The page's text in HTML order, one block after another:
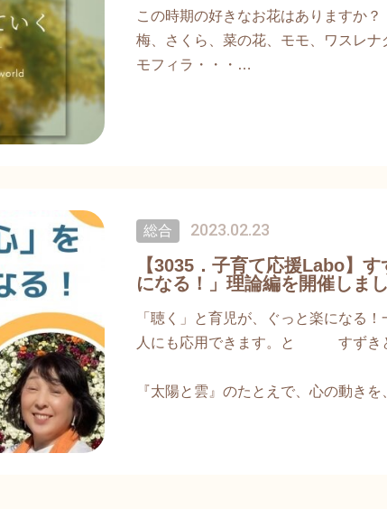
この時期の好きなお花はありますか？
梅、さくら、菜の花、モモ、ワスレ
モフィラ・・・
女性の皆さん。どうぞご自身の心身を
ご自身を労わる時間を持ちたいですね
そして世界が黄色くハッピーに、平和
総合 2023.02.23
【3035．子育て応援Labo】
になる！」理論編を開催しま
「聴く」と育児が、ぐっと楽になる
人にも応用できます。と すずきと
『太陽と雲』のたとえで、心の動き